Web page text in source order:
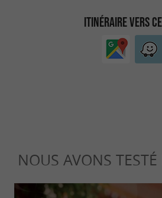
ITINÉRAIRE VERS
NOUS AVONS TESTÉ